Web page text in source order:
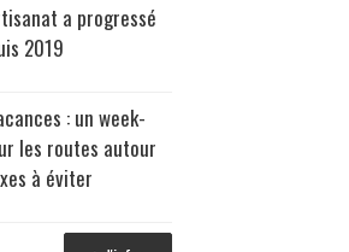
a progressé
2019
: un week-
les routes autour
à éviter